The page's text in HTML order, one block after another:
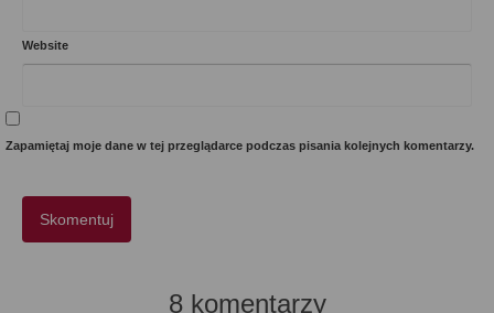
Website
Zapamiętaj moje dane w tej przeglądarce podczas pisania kolejnych komentarzy.
8 komentarzy